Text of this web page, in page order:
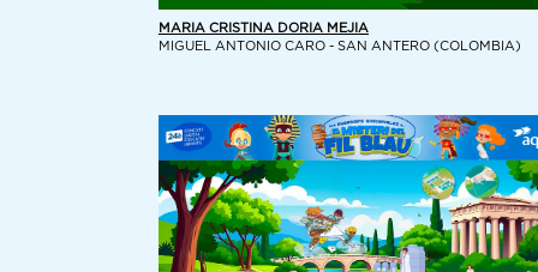
MARIA CRISTINA DORIA MEJIA
MIGUEL ANTONIO CARO - SAN ANTERO (COLOMBIA)